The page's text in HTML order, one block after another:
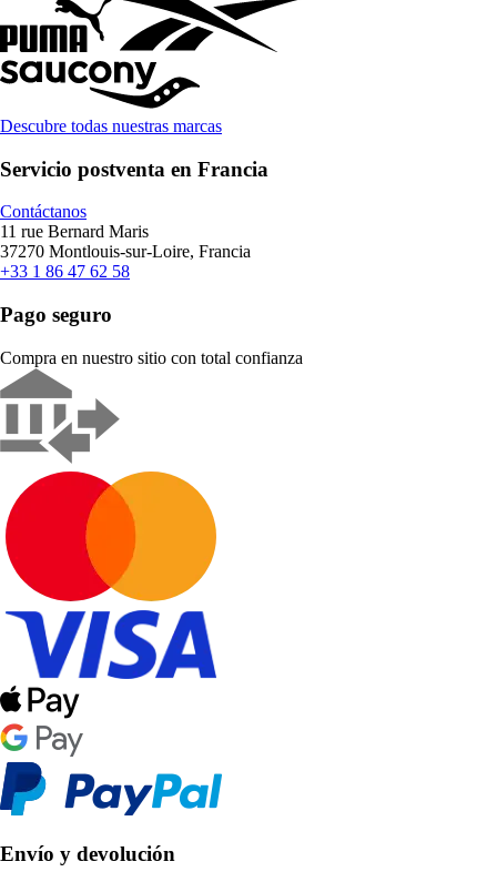
Descubre todas nuestras marcas
Servicio postventa en Francia
Contáctanos
11 rue Bernard Maris
37270 Montlouis-sur-Loire, Francia
+33 1 86 47 62 58
Pago seguro
Compra en nuestro sitio con total confianza
Envío y devolución